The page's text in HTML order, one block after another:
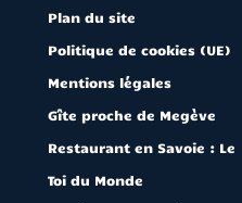
Plan du site
Politique de cookies (UE)
Mentions légales
Gîte proche de Megève
Restaurant en Savoie : Le
Toi du Monde